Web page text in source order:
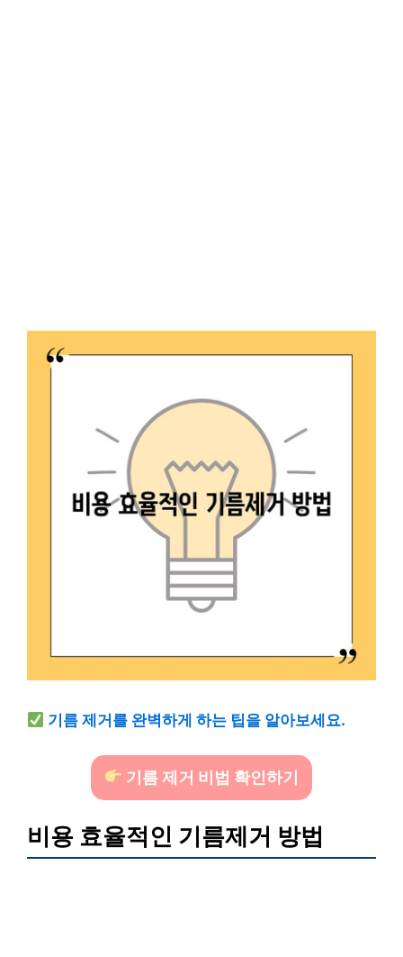
기름 제거를 완벽하게 하는 팁을 알아보세요.
기름 제거 비법 확인하기
비용 효율적인 기름제거 방법